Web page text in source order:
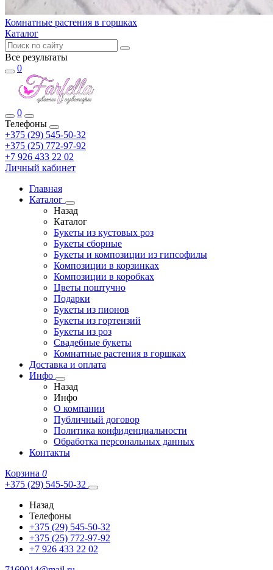
Комнатные растения в горшках
Каталог
Все результаты
0
0
Телефоны
+375 (29) 545-50-32
+375 (25) 772-97-92
+7 926 433 22 02
Личный кабинет
Главная
Каталог
Назад
Каталог
Букеты из кустовых роз
Букеты сборные
Букеты и композиции из гипсофилы
Композиции в корзинках
Композиции в коробках
Цветы поштучно
Подарки
Букеты из пионов
Букеты из гортензий
Букеты из роз
Свадебные букеты
Комнатные растения в горшках
Доставка и оплата
Инфо
Назад
Инфо
О компании
Публичный договор
Политика конфиденциальности
Обработка персональных данных
Контакты
Корзина 0
+375 (29) 545-50-32
Назад
Телефоны
+375 (29) 545-50-32
+375 (25) 772-97-92
+7 926 433 22 02